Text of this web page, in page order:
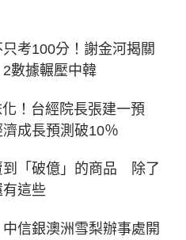
考100分！謝金河揭關
數據輾壓中韓
！台經院長張建一預
成長預測破10％
到「破億」的商品 除了
這些
信銀澳洲雪梨辦事處開